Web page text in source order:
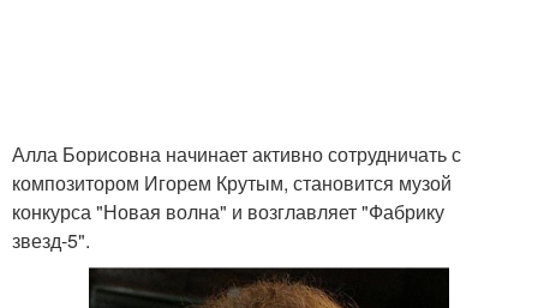
Алла Борисовна начинает активно сотрудничать с
композитором Игорем Крутым, становится музой
конкурса "Новая волна" и возглавляет "Фабрику
звезд-5".